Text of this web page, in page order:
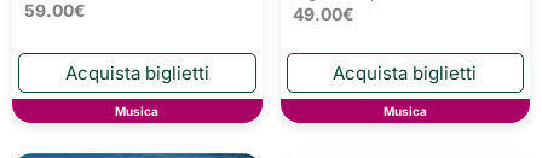
59.00€
Musica
49.00€
Musica